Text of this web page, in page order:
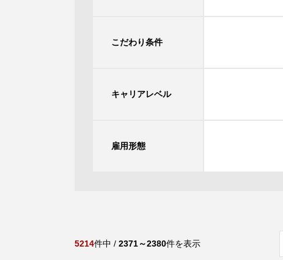
こだわり条件
キャリアレベル
雇用形態
5214件中 / 2371～2380件を表示